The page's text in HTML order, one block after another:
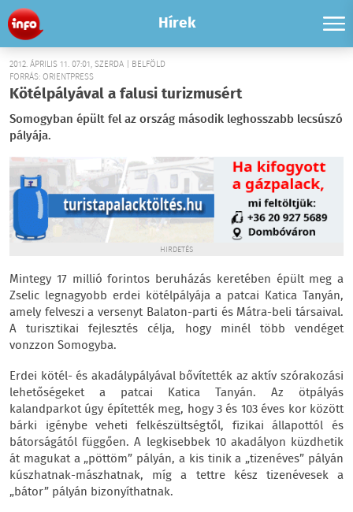
Hírek
2012. ÁPRILIS 11. 07:01, SZERDA | BELFÖLD
FORRÁS: ORIENTPRESS
Kötélpályával a falusi turizmusért
Somogyban épült fel az ország második leghosszabb lecsúszó
pályája.
HIRDETÉS
Mintegy 17 millió forintos beruházás keretében épült meg a
Zselic legnagyobb erdei kötélpályája a patcai Katica Tanyán,
amely felveszi a versenyt Balaton-parti és Mátra-beli társaival.
A turisztikai fejlesztés célja, hogy minél több vendéget
vonzzon Somogyba.
Erdei kötél- és akadálypályával bővítették az aktív szórakozási
lehetőségeket a patcai Katica Tanyán. Az ötpályás
kalandparkot úgy építették meg, hogy 3 és 103 éves kor között
bárki igénybe veheti felkészültségtől, fizikai állapottól és
bátorságától függően. A legkisebbek 10 akadályon küzdhetik
át magukat a „pöttöm” pályán, a kis tinik a „tizenéves” pályán
kúszhatnak-mászhatnak, míg a tettre kész tizenévesek a
„bátor” pályán bizonyíthatnak.